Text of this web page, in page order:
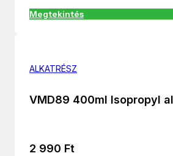
Megtekintés
ALKATRÉSZ
VMD89 400ml Isopropyl
2 990 Ft